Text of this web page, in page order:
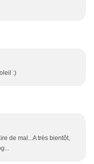
:)
de mal...A très bientôt,